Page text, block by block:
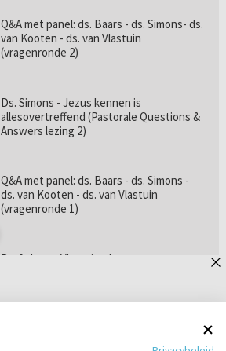
Q&A met panel: ds. Baars - ds. Simons- ds.
van Kooten - ds. van Vlastuin
(vragenronde 2)
Ds. Simons - Jezus kennen is
allesovertreffend (Pastorale Questions &
Answers lezing 2)
Q&A met panel: ds. Baars - ds. Simons -
ds. van Kooten - ds. van Vlastuin
(vragenronde 1)
Prof. dr. van Vlastuin - Is